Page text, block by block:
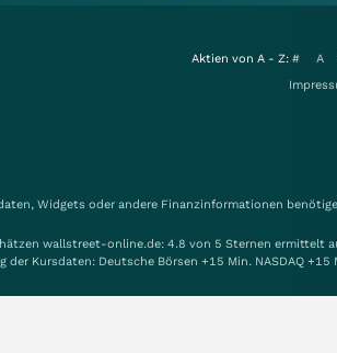
Aktien von A - Z: # A
Widgets oder andere Finanzinformationen
wallstreet-online.de: 4.8 von 5 Sternen ermittelt
der Kursdaten: Deutsche Börsen +15 Min. NASDAQ